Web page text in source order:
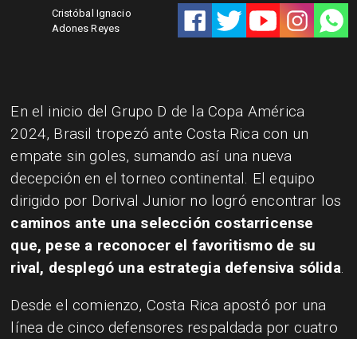
Cristóbal Ignacio
Adones Reyes
En el inicio del Grupo D de la Copa América
2024, Brasil tropezó ante Costa Rica con un
empate sin goles, sumando así una nueva
decepción en el torneo continental. El equipo
dirigido por Dorival Junior no logró encontrar los
caminos ante una selección costarricense
que, pese a reconocer el favoritismo de su
rival, desplegó una estrategia defensiva sólida.
Desde el comienzo, Costa Rica apostó por una
línea de cinco defensores respaldada por cuatro